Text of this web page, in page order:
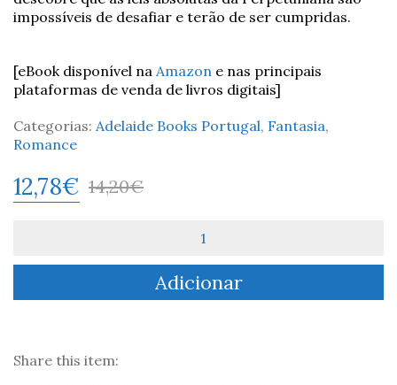
impossíveis de desafiar e terão de ser cumpridas.
[eBook disponível na Amazon e nas principais
plataformas de venda de livros digitais]
Categorias: Adelaide Books Portugal, Fantasia,
Romance
14,20€
12,78€
Perpetuniana
Patrícia
Adicionar
Share this item: